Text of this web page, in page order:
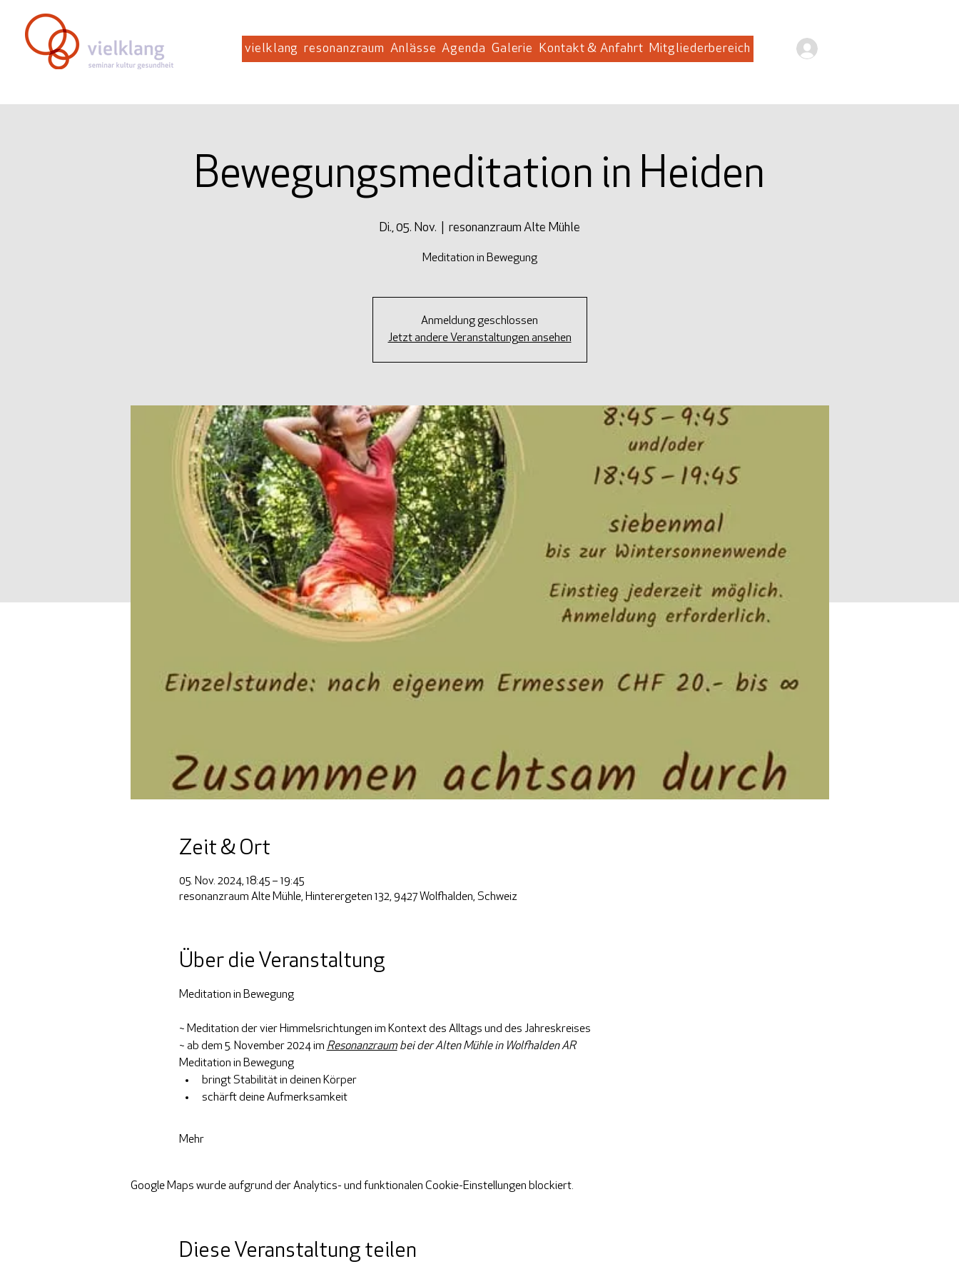
vielklang resonanzraum Anlässe Agenda Galerie Kontakt & Anfahrt Mitgliederbereich
Bewegungsmeditation in Heiden
Di., 05. Nov. resonanzraum Alte Mühle
Meditation in Bewegung
Anmeldung geschlossen
Jetzt andere Veranstaltungen ansehen
Zeit & Ort
05. Nov. 2024, 18:45 – 19:45
resonanzraum Alte Mühle, Hinterergeten 132, 9427 Wolfhalden, Schweiz
Über die Veranstaltung
Meditation in Bewegung
~ Meditation der vier Himmelsrichtungen im Kontext des Alltags und des Jahreskreises
~ ab dem 5. November 2024 im Resonanzraum bei der Alten Mühle in Wolfhalden AR
Meditation in Bewegung
bringt Stabilität in deinen Körper
schärft deine Aufmerksamkeit
Mehr
Google Maps wurde aufgrund der Analytics- und funktionalen Cookie-Einstellungen blockiert.
Diese Veranstaltung teilen